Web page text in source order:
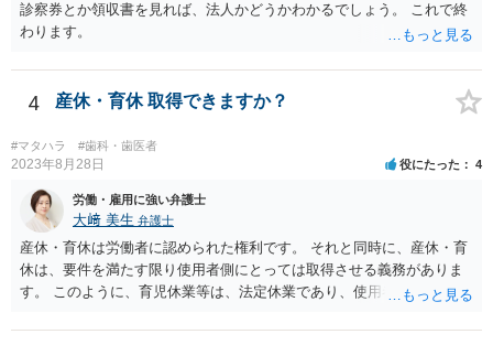
診察券とか領収書を見れば、法人かどうかわかるでしょう。 これで終
わります。
4 産休・育休 取得できますか？
#マタハラ #歯科・歯医者
2023年8月28日 役にたった 4
労働・雇用に強い弁護士
大﨑 美生 弁護士
産休・育休は労働者に認められた権利です。 それと同時に、産休・育
休は、要件を満たす限り使用者側にとっては取得させる義務がありま
す。 このように、育児休業等は、法定休業であり、使用者側で任意に
って、産休・育休を認めないということはできません。 ただし、残念